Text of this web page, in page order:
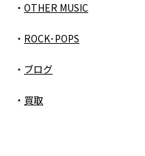
OTHER MUSIC
ROCK･POPS
ブログ
買取